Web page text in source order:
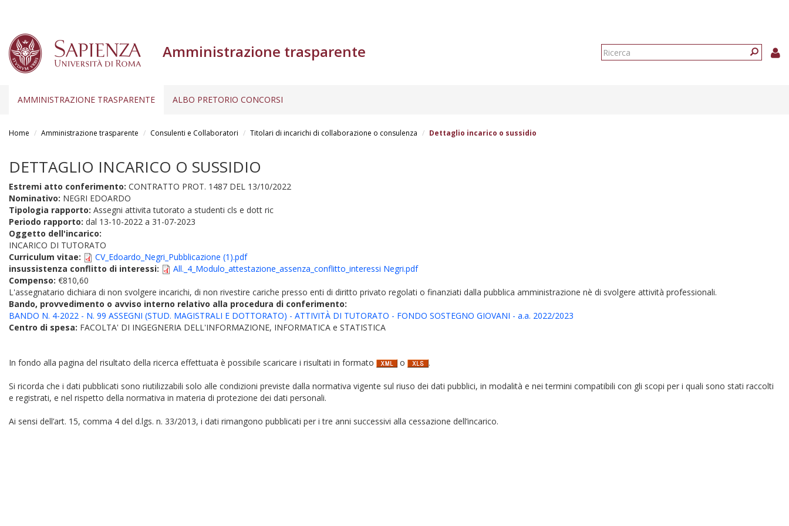
Amministrazione trasparente
Form
AMMINISTRAZIONE TRASPARENTE ALBO PRETORIO CONCORSI
Home Amministrazione trasparente Consulenti e Collaboratori Titolari di incarichi di collaborazione o consulenza Dettaglio incarico o sussidio
DETTAGLIO INCARICO O SUSSIDIO
Estremi atto conferimento: CONTRATTO PROT. 1487 DEL 13/10/2022
Nominativo: NEGRI EDOARDO
Tipologia rapporto: Assegni attivita tutorato a studenti cls e dott ric
Periodo rapporto: dal 13-10-2022 a 31-07-2023
Oggetto dell'incarico:
INCARICO DI TUTORATO
Curriculum vitae:
CV_Edoardo_Negri_Pubblicazione (1).pdf
insussistenza conflitto di interessi:
All._4_Modulo_attestazione_assenza_conflitto_interessi Negri.pdf
Compenso: €810,60
L'assegnatario dichiara di non svolgere incarichi, di non rivestire cariche presso enti di diritto privato regolati o finanziati dalla pubblica amministrazione nè di svolgere attività professionali.
Bando, provvedimento o avviso interno relativo alla procedura di conferimento:
BANDO N. 4-2022 - N. 99 ASSEGNI (STUD. MAGISTRALI E DOTTORATO) - ATTIVITÀ DI TUTORATO - FONDO SOSTEGNO GIOVANI - a.a. 2022/2023
Centro di spesa: FACOLTA' DI INGEGNERIA DELL'INFORMAZIONE, INFORMATICA e STATISTICA
In fondo alla pagina del risultato della ricerca effettuata è possibile scaricare i risultati in formato o .
Si ricorda che i dati pubblicati sono riutilizzabili solo alle condizioni previste dalla normativa vigente sul riuso dei dati pubblici, in modalità e nei termini compatibili con gli scopi per i quali sono stati raccolti
e registrati, e nel rispetto della normativa in materia di protezione dei dati personali.
Ai sensi dell’art. 15, comma 4 del d.lgs. n. 33/2013, i dati rimangono pubblicati per i tre anni successivi alla cessazione dell’incarico.